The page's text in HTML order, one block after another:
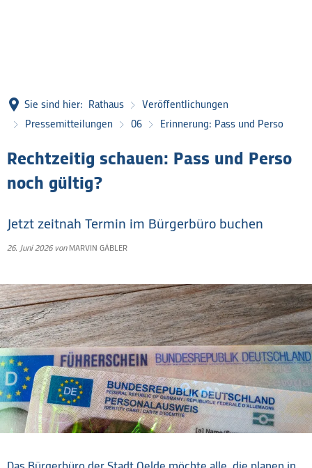
Sie sind hier: Rathaus
Veröffentlichungen
Pressemitteilungen
06 Erinnerung: Pass und Perso
Rechtzeitig schauen: Pass und Perso
noch gültig?
Jetzt zeitnah Termin im Bürgerbüro buchen
26. Juni 2026 vonMARVIN GÄBLER